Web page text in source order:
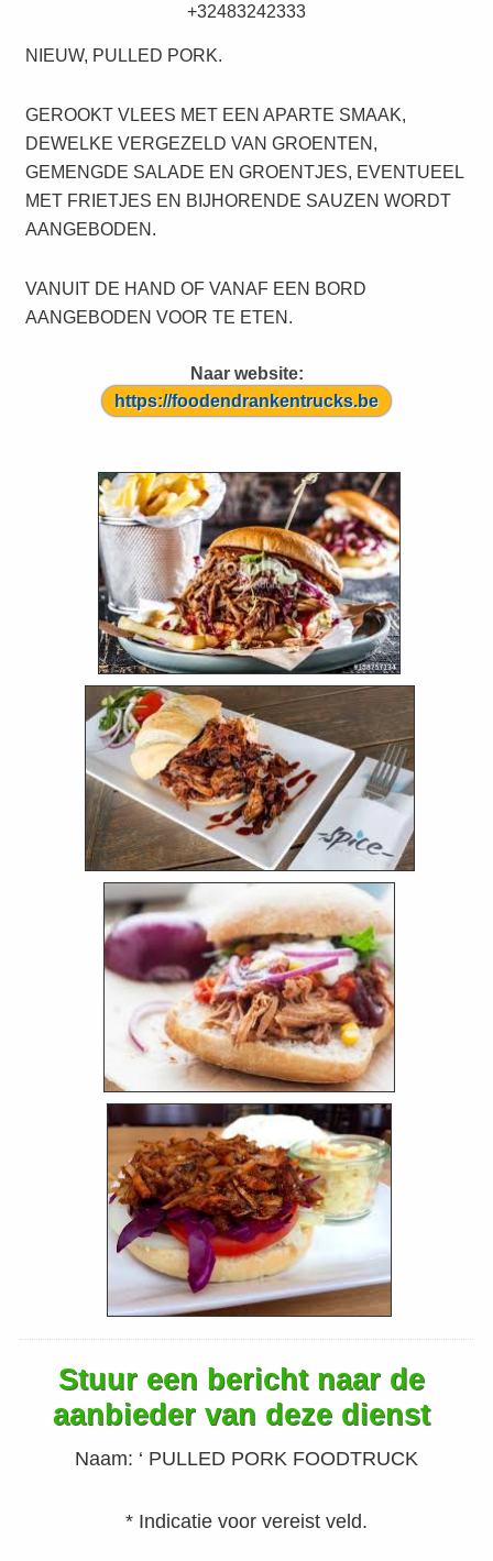
+32483242333
NIEUW, PULLED PORK.
GEROOKT VLEES MET EEN APARTE SMAAK,
DEWELKE VERGEZELD VAN GROENTEN,
GEMENGDE SALADE EN GROENTJES, EVENTUEEL
MET FRIETJES EN BIJHORENDE SAUZEN WORDT
AANGEBODEN.
VANUIT DE HAND OF VANAF EEN BORD
AANGEBODEN VOOR TE ETEN.
Naar website:
https://foodendrankentrucks.be
Stuur een bericht naar de
aanbieder van deze dienst
Naam: ‘ PULLED PORK FOODTRUCK
* Indicatie voor vereist veld.